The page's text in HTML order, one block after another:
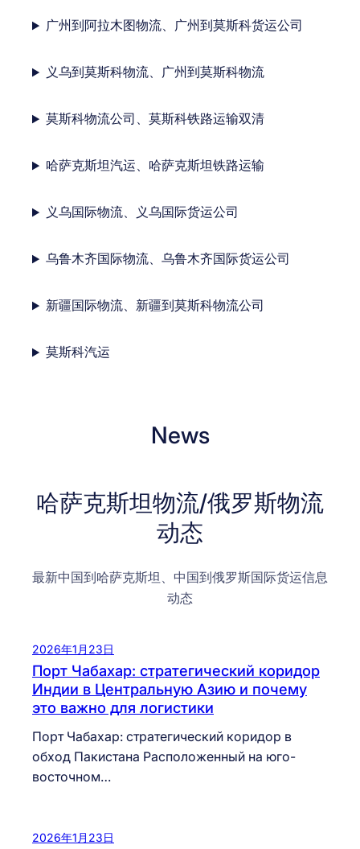
广州到阿拉木图物流、广州到莫斯科货运公司
义乌到莫斯科物流、广州到莫斯科物流
莫斯科物流公司、莫斯科铁路运输双清
哈萨克斯坦汽运、哈萨克斯坦铁路运输
义乌国际物流、义乌国际货运公司
乌鲁木齐国际物流、乌鲁木齐国际货运公司
新疆国际物流、新疆到莫斯科物流公司
莫斯科汽运
News
哈萨克斯坦物流/俄罗斯物流
动态
最新中国到哈萨克斯坦、中国到俄罗斯国际货运信息
动态
2026年1月23日
Порт Чабахар: стратегический коридор
Индии в Центральную Азию и почему
это важно для логистики
Порт Чабахар: стратегический коридор в
обход Пакистана Расположенный на юго-
восточном…
2026年1月23日